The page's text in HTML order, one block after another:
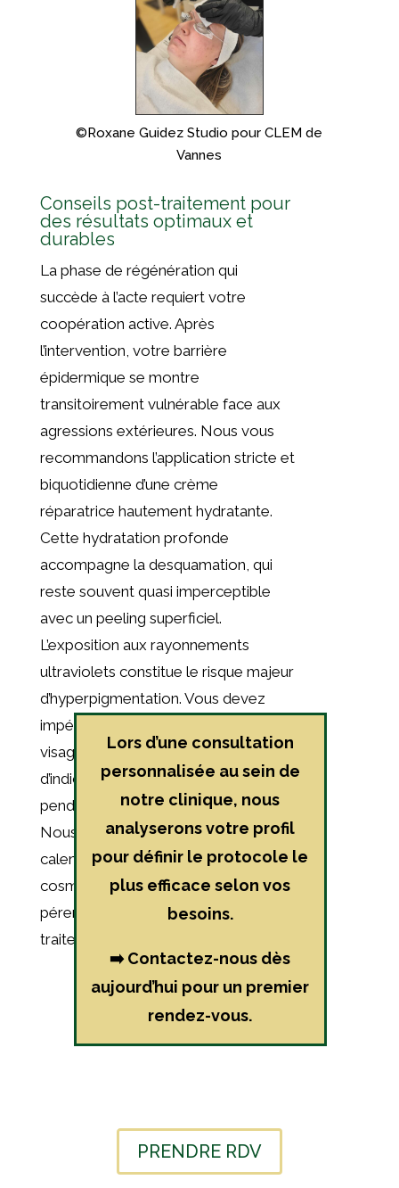
©Roxane Guidez Studio pour CLEM de
Vannes
Conseils post-traitement pour
des résultats optimaux et
durables
La phase de régénération qui
succède à l’acte requiert votre
coopération active. Après
l’intervention, votre barrière
épidermique se montre
transitoirement vulnérable face aux
agressions extérieures. Nous vous
recommandons l’application stricte et
biquotidienne d’une crème
réparatrice hautement hydratante.
Cette hydratation profonde
accompagne la desquamation, qui
reste souvent quasi imperceptible
avec un peeling superficiel.
L’exposition aux rayonnements
ultraviolets constitue le risque majeur
d’hyperpigmentation. Vous devez
impérativement protéger votre
visage au moyen d’un écran solaire
d’indice protecteur maximal (SPF 50+)
pendant le mois suivant l’intervention.
Nous vous détaillerons également le
calendrier de reprise de vos actifs
cosmétiques habituels pour
pérenniser l’effet lissant du
traitement.
Lors d’une consultation
personnalisée au sein de
notre clinique, nous
analyserons votre profil
pour définir le protocole le
plus efficace selon vos
besoins.
➡️ Contactez-nous dès
aujourd’hui pour un premier
rendez-vous.
PRENDRE RDV